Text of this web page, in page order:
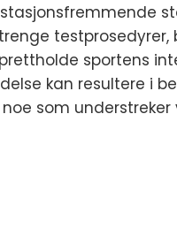
testprosedyrer,
sportens
kan resultere i
som